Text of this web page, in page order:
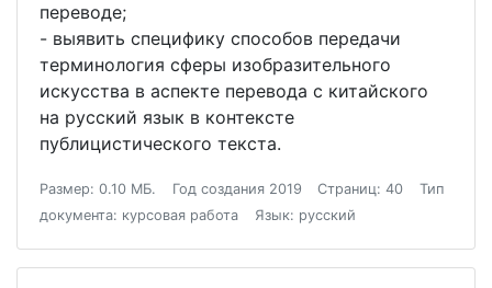
переводе;
- выявить специфику способов передачи
терминология сферы изобразительного
искусства в аспекте перевода с китайского
на русский язык в контексте
публицистического текста.
Размер: 0.10 МБ. Год создания 2019 Страниц: 40
Тип
документа: курсовая работа
Язык: русский